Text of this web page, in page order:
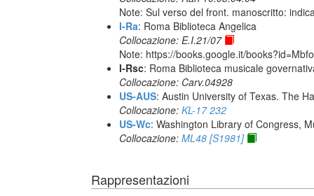
Note: Sul verso del front. manoscritto:
I-Ra: Roma Biblioteca Angelica
Collocazione: E.I.21/07
Note: https://books.google.it/
I-Rsc: Roma Biblioteca musicale
Collocazione: Carv.04928
US-AUS: Austin University of Texas. The
Collocazione: KL-17 232
US-Wc: Washington Library of Congress,
Collocazione: ML48 [S1981]
Rappresentazioni